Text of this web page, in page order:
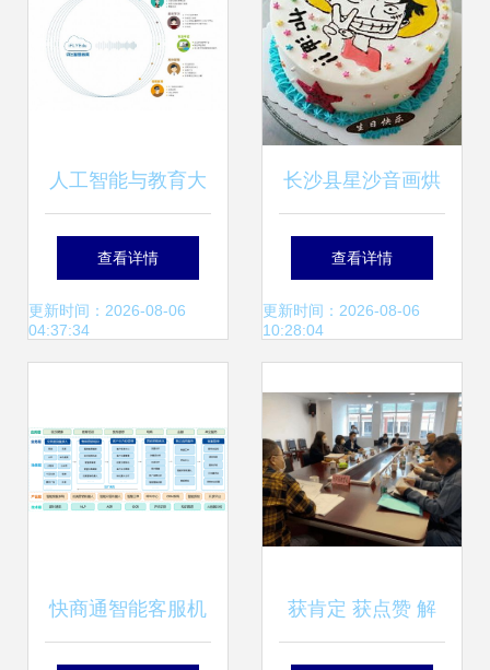
人工智能与教育大
会 科大讯飞如何证
明AI技术在教育咨
查看详情
更新时间：2026-08-06
04:37:34
长沙县星沙音画烘
焙技术服务部 热卖
促销与教育咨询服
查看详情
更新时间：2026-08-06
10:28:04
快商通智能客服机 获肯定 获点赞 解